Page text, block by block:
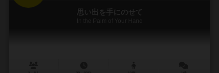
思い出を手にのせて
In the Palm of Your Hand